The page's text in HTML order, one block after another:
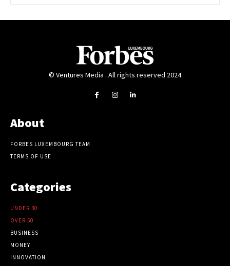
© Ventures Media . All rights reserved 2024
About
FORBES LUXEMBOURG TEAM
TERMS OF USE
Categories
UNDER 30
OVER 50
BUSINESS
MONEY
INNOVATION